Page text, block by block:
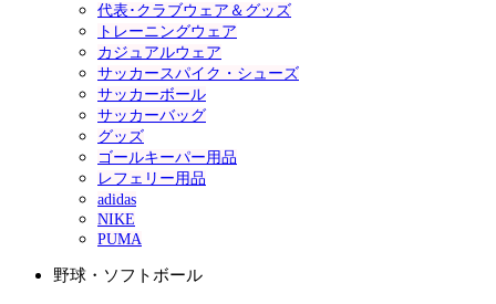
代表･クラブウェア＆グッズ
トレーニングウェア
カジュアルウェア
サッカースパイク・シューズ
サッカーボール
サッカーバッグ
グッズ
ゴールキーパー用品
レフェリー用品
adidas
NIKE
PUMA
野球・ソフトボール